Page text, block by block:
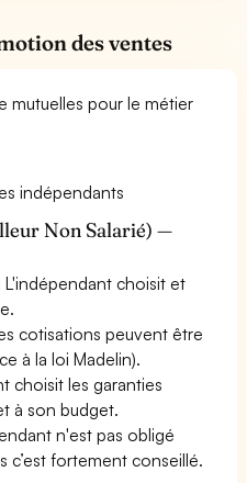
des ventes
mutuelles pour le métier
indépendants
Non Salarié) —
L'indépendant choisit et
cotisations peuvent être
à la loi Madelin).
choisit les garanties
à son budget.
n'est pas obligé
c’est fortement conseillé.